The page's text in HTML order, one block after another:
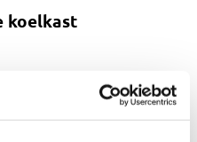
koelkast
gaan.